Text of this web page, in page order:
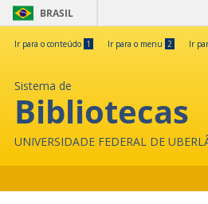
BRASIL
Ir para o conteúdo 1 Ir para o menu 2 Ir
Sistema de
Bibliotecas
UNIVERSIDADE FEDERAL DE